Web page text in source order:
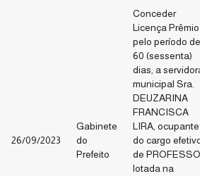
26/09/2023
Gabinete
do
Prefeito
Conceder
Licença Prêmio
pelo período de
60 (sessenta)
dias, a servidora
municipal Sra.
DEUZARINA
FRANCISCA
LIRA, ocupante
do cargo efetivo
de
lotada na